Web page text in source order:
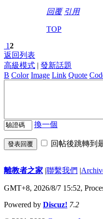
回覆 引用
TOP
12
返回列表
高級模式 | 發新話題
B Color Image Link Quote
換一個
發表回覆 回帖後跳轉到
離教者之家 |聯繫我們 |
GMT+8, 2026/8/7 15:52,
Powered by Discuz! 7.2